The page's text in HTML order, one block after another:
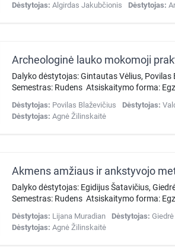
Dėstytojas: Algirdas Jakubčionis Dėstytojas:
Dalyko dėstytojas: Gintautas Vėlius,
Semestras: Rudens Atsiskaitymo forma:
Dėstytojas: Povilas Blaževičius Dėstytojas:
Dėstytojas: Agnė Žilinskaitė
Dalyko dėstytojas: Egidijus Šatavičius,
Semestras: Rudens Atsiskaitymo forma:
Dėstytojas: Lijana Muradian Dėstytojas:
Dėstytojas: Agnė Žilinskaitė